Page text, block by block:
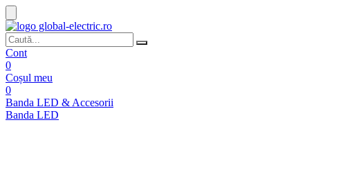
Cont
0
Coșul meu
0
Banda LED & Accesorii
Banda LED